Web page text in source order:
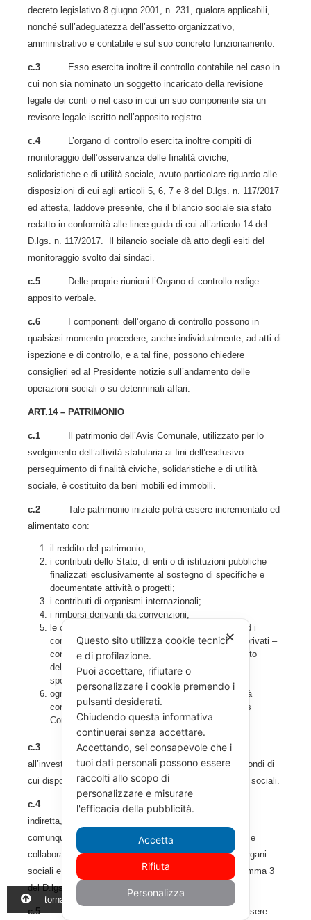
torna all'inizio
decreto legislativo 8 giugno 2001, n. 231, qualora applicabili,
nonché sull’adeguatezza dell’assetto organizzativo,
amministrativo e contabile e sul suo concreto funzionamento.
c.3
Esso esercita inoltre il controllo contabile nel caso in
cui non sia nominato un soggetto incaricato della revisione
legale dei conti o nel caso in cui un suo componente sia un
revisore legale iscritto nell’apposito registro.
c.4
L’organo di controllo esercita inoltre compiti di
monitoraggio dell’osservanza delle finalità civiche,
solidaristiche e di utilità sociale, avuto particolare riguardo alle
disposizioni di cui agli articoli 5, 6, 7 e 8 del D.lgs. n. 117/2017
ed attesta, laddove presente, che il bilancio sociale sia stato
redatto in conformità alle linee guida di cui all’articolo 14 del
D.lgs. n. 117/2017. Il bilancio sociale dà atto degli esiti del
monitoraggio svolto dai sindaci.
c.5
Delle proprie riunioni l’Organo di controllo redige
apposito verbale.
c.6
I componenti dell’organo di controllo possono in
qualsiasi momento procedere, anche individualmente, ad atti di
ispezione e di controllo, e a tal fine, possono chiedere
consiglieri ed al Presidente notizie sull’andamento delle
operazioni sociali o su determinati affari.
ART.14 – PATRIMONIO
c.1
Il patrimonio dell’Avis Comunale, utilizzato per lo
svolgimento dell’attività statutaria ai fini dell’esclusivo
perseguimento di finalità civiche, solidaristiche e di utilità
sociale, è costituito da beni mobili ed immobili.
c.2 Tale patrimonio iniziale potrà essere incrementato ed
alimentato con:
il reddito del patrimonio;
i contributi dello Stato, di enti o di istituzioni pubbliche
finalizzati esclusivamente al sostegno di specifiche e
documentate attività o progetti;
i contributi di organismi internazionali;
i rimborsi derivanti da convenzioni;
le oblazioni, le donazioni, i lasciti, le erogazioni ed i
contributi da parte di quanti – soggetti pubblici e privati –
condividendone lo scopo, vogliano il potenziamento
dell’istituzione anche con riferimento ad iniziative
specifiche o settoriali;
ogni altro incremento derivante anche dalle attività
commerciali e produttive marginali svolte dall’Avis
Comunale.
c.3
Il Consiglio Direttivo Comunale provvederà
all’investimento, all’utilizzo ed all’amministrazione dei fondi di
cui dispone l’Associazione, nel rispetto dei propri scopi sociali.
c.4
È in ogni caso vietata la distribuzione, anche
indiretta, di utili ed avanzi di gestione, fondi e riserve
comunque denominate a fondatori, associati, lavoratori e
collaboratori, amministratori ed altri componenti degli organi
sociali e nei casi espressamente previsti dall’art. 8, comma 3
del D.lgs. n. 117/2017.
c.5 Eventuali utili o avanzi di gestione devono essere
✕
Questo sito utilizza cookie tecnici
e di profilazione.
Puoi accettare, rifiutare o
personalizzare i cookie premendo i
pulsanti desiderati.
Chiudendo questa informativa
continuerai senza accettare.
Accettando, sei consapevole che i
tuoi dati personali possono essere
raccolti allo scopo di
personalizzare e misurare
l'efficacia della pubblicità.
Accetta
Rifiuta
Personalizza